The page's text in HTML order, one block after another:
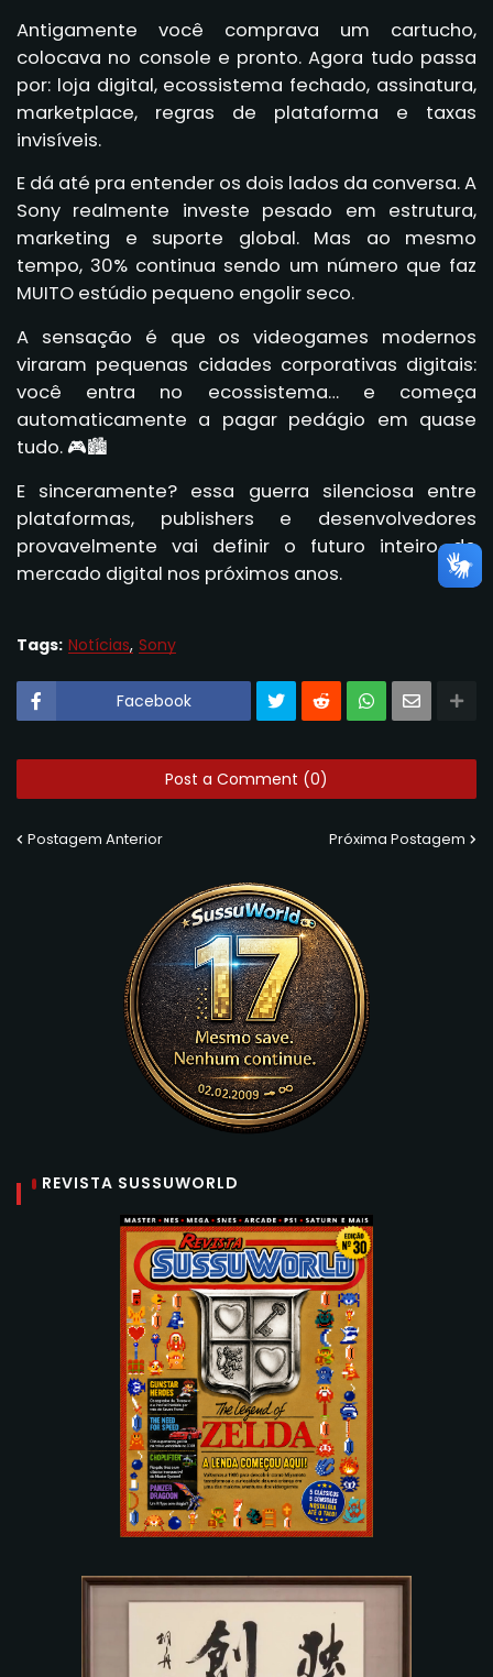
Antigamente você comprava um cartucho,
colocava no console e pronto. Agora tudo passa
por: loja digital, ecossistema fechado, assinatura,
marketplace, regras de plataforma e taxas
invisíveis.
E dá até pra entender os dois lados da conversa. A
Sony realmente investe pesado em estrutura,
marketing e suporte global. Mas ao mesmo
tempo, 30% continua sendo um número que faz
MUITO estúdio pequeno engolir seco.
A sensação é que os videogames modernos
viraram pequenas cidades corporativas digitais:
você entra no ecossistema… e começa
automaticamente a pagar pedágio em quase
tudo. 🎮🏙️
E sinceramente? essa guerra silenciosa entre
plataformas, publishers e desenvolvedores
provavelmente vai definir o futuro inteiro do
mercado digital nos próximos anos.
Tags: Notícias Sony
Facebook
Post a Comment (0)
Postagem Anterior Próxima Postagem
REVISTA SUSSUWORLD